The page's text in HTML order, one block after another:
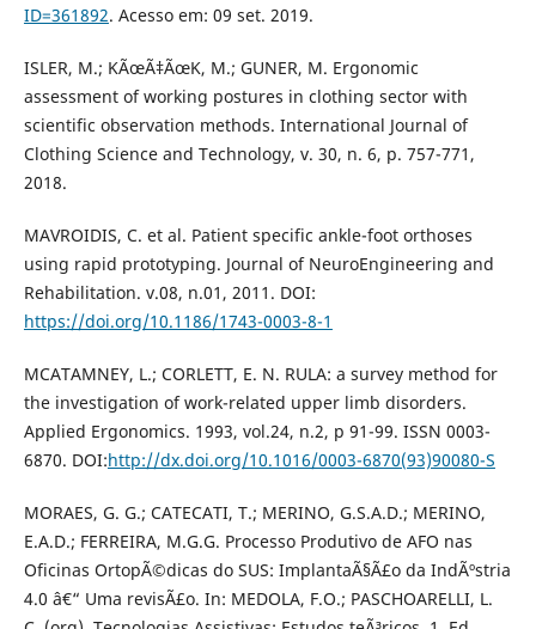
ID=361892. Acesso em: 09 set. 2019.
ISLER, M.; KÃœÃ‡ÃœK, M.; GUNER, M. Ergonomic
assessment of working postures in clothing sector with
scientific observation methods. International Journal of
Clothing Science and Technology, v. 30, n. 6, p. 757-771,
2018.
MAVROIDIS, C. et al. Patient specific ankle-foot orthoses
using rapid prototyping. Journal of NeuroEngineering and
Rehabilitation. v.08, n.01, 2011. DOI:
https://doi.org/10.1186/1743-0003-8-1
MCATAMNEY, L.; CORLETT, E. N. RULA: a survey method for
the investigation of work-related upper limb disorders.
Applied Ergonomics. 1993, vol.24, n.2, p 91-99. ISSN 0003-
6870. DOI:http://dx.doi.org/10.1016/0003-6870(93)90080-S
MORAES, G. G.; CATECATI, T.; MERINO, G.S.A.D.; MERINO,
E.A.D.; FERREIRA, M.G.G. Processo Produtivo de AFO nas
Oficinas OrtopÃ©dicas do SUS: ImplantaÃ§Ã£o da IndÃºstria
4.0 â€“ Uma revisÃ£o. In: MEDOLA, F.O.; PASCHOARELLI, L.